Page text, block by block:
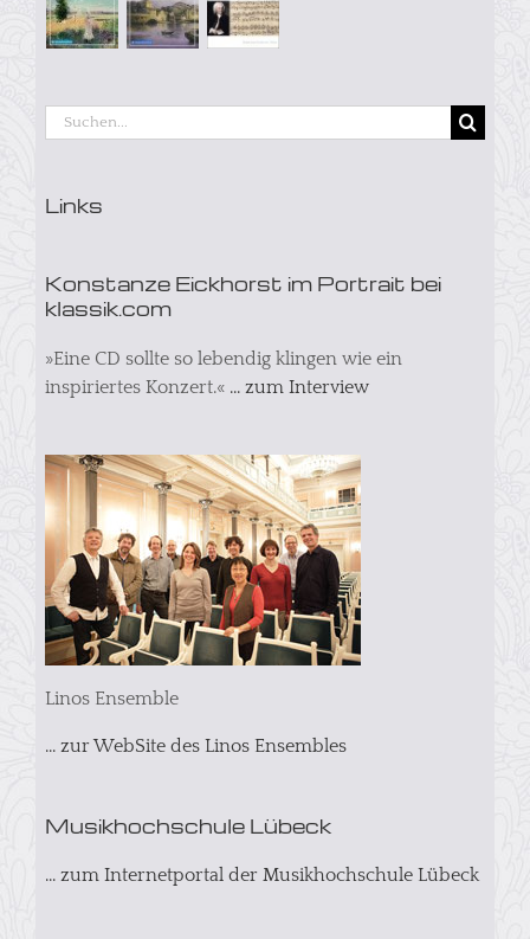
Suche
Links
Konstanze Eickhorst im Portrait bei
klassik.com
»Eine CD sollte so lebendig klingen wie ein
inspiriertes Konzert.« ... zum Interview
Linos Ensemble
... zur WebSite des Linos Ensembles
Musikhochschule Lübeck
... zum Internetportal der Musikhochschule Lübeck